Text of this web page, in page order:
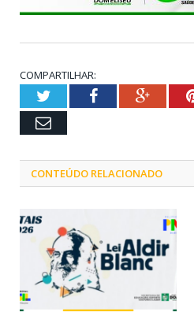
COMPARTILHAR:
TwitterFacebook
Email
CONTEÚDO RELACIONADO